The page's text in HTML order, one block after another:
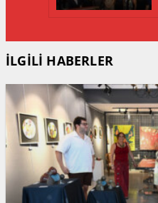
İLGİLİ HABERLER